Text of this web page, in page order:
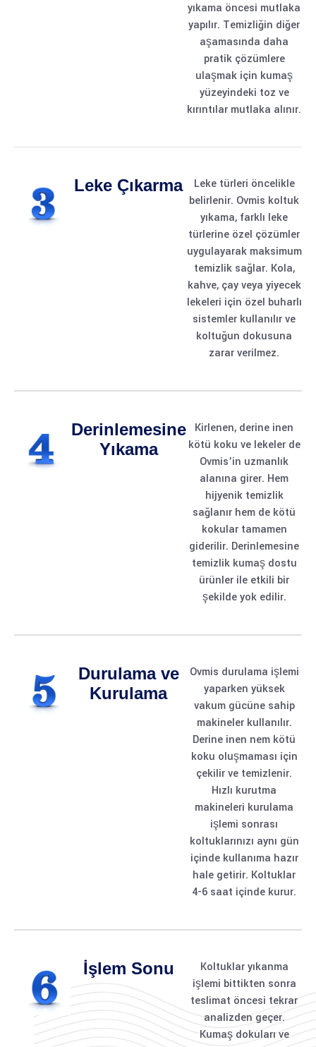
yıkama öncesi mutlaka
yapılır. Temizliğin diğer
aşamasında daha
pratik çözümlere
ulaşmak için kumaş
yüzeyindeki toz ve
kırıntılar mutlaka alınır.
Leke Çıkarma
Leke türleri öncelikle
belirlenir. Ovmis koltuk
yıkama, farklı leke
türlerine özel çözümler
uygulayarak maksimum
temizlik sağlar. Kola,
kahve, çay veya yiyecek
lekeleri için özel buharlı
sistemler kullanılır ve
koltuğun dokusuna
zarar verilmez.
Derinlemesine
Yıkama
Kirlenen, derine inen
kötü koku ve lekeler de
Ovmis’in uzmanlık
alanına girer. Hem
hijyenik temizlik
sağlanır hem de kötü
kokular tamamen
giderilir. Derinlemesine
temizlik kumaş dostu
ürünler ile etkili bir
şekilde yok edilir.
Durulama ve
Kurulama
Ovmis durulama işlemi
yaparken yüksek
vakum gücüne sahip
makineler kullanılır.
Derine inen nem kötü
koku oluşmaması için
çekilir ve temizlenir.
Hızlı kurutma
makineleri kurulama
işlemi sonrası
koltuklarınızı aynı gün
içinde kullanıma hazır
hale getirir. Koltuklar
4-6 saat içinde kurur.
İşlem Sonu
Koltuklar yıkanma
işlemi bittikten sonra
teslimat öncesi tekrar
analizden geçer.
Kumaş dokuları ve